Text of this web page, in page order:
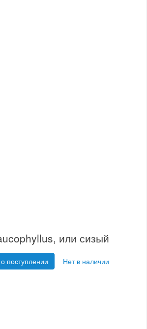
или сизый
поступлении Нет в наличии